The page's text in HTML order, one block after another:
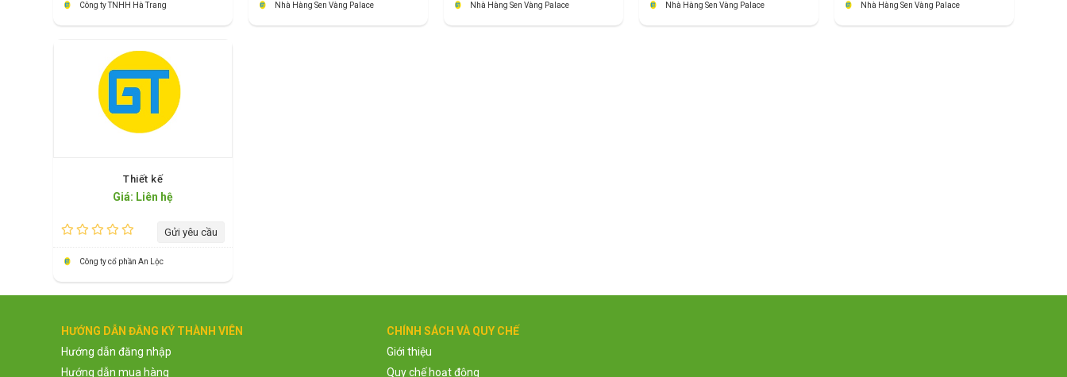
Công ty TNHH Hà Trang Nhà Hàng Sen Vàng Palace Nhà Hàng Sen Vàng Palace Nhà Hàng Sen Vàng Palace Nhà Hàng Sen Vàng Palace
Thiết kế
Giá: Liên hệ
Gửi yêu cầu
Công ty cổ phần An Lộc
HƯỚNG DẪN ĐĂNG KÝ THÀNH VIÊN
Hướng dẫn đăng nhập
Hướng dẫn mua hàng
CHÍNH SÁCH VÀ QUY CHẾ
Giới thiệu
Quy chế hoạt động